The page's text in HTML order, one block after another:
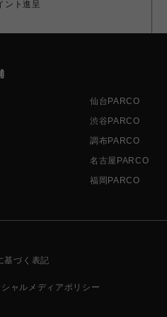
ント進呈
仙台PARCO
渋谷PARCO
調布PARCO
名古屋PARCO
福岡PARCO
基づく表記
シャルメディアポリシー